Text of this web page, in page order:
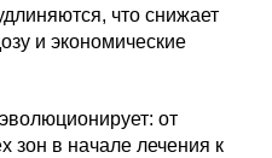
что снижает
и экономические
от
зон в начале лечения к